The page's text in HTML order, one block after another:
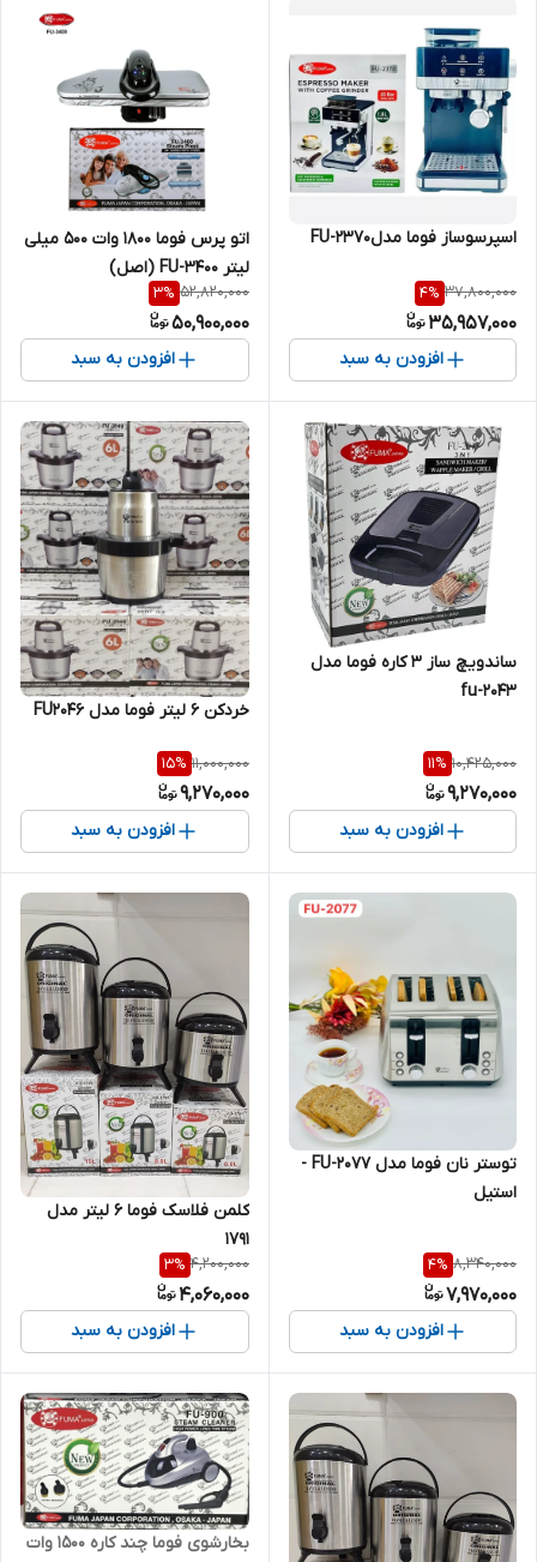
اسپرسوساز فوما مدلFU-2370
37,800,000
4%
35,957,000
افزودن به سبد
اتو پرس فوما 1800 وات 500 میلی
لیتر FU-3400 (اصل)
52,820,000
3%
50,900,000
افزودن به سبد
ساندویچ ساز 3 کاره فوما مدل
fu-2043
10,425,000
11%
9,270,000
افزودن به سبد
خردکن 6 لیتر فوما مدل FU2046
11,000,000
15%
9,270,000
افزودن به سبد
توستر نان فوما مدل FU-2077 -
استیل
8,340,000
4%
7,970,000
افزودن به سبد
کلمن فلاسک فوما 6 لیتر مدل
1791
4,200,000
3%
4,060,000
افزودن به سبد
بخارشوی فوما چند کاره 1500 وات